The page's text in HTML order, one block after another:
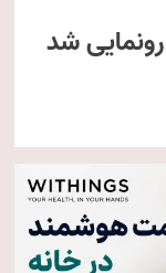
شد